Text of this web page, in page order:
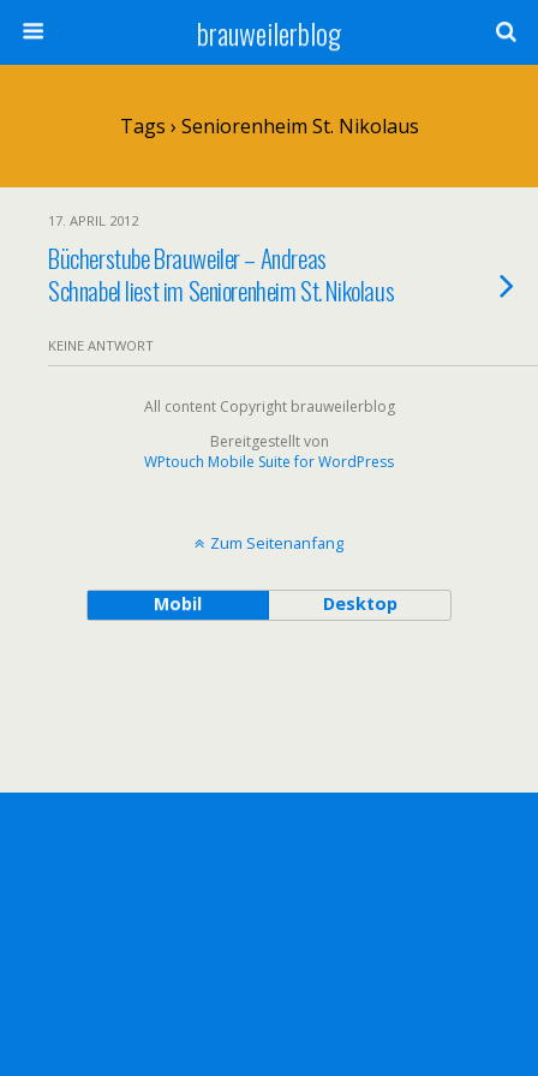
brauweilerblog
Tags › Seniorenheim St. Nikolaus
17. APRIL 2012
Bücherstube Brauweiler – Andreas
Schnabel liest im Seniorenheim St. Nikolaus
KEINE ANTWORT
All content Copyright brauweilerblog
Bereitgestellt von
WPtouch Mobile Suite for WordPress
Zum Seitenanfang
Mobil Desktop